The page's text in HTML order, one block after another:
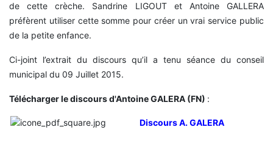
de cette crèche. Sandrine LIGOUT et Antoine GALLERA
préfèrent utiliser cette somme pour créer un vrai service public
de la petite enfance.
Ci-joint l’extrait du discours qu’il a tenu séance du conseil
municipal du 09 Juillet 2015.
Télécharger le discours d'Antoine GALERA (FN) :
Discours A. GALERA